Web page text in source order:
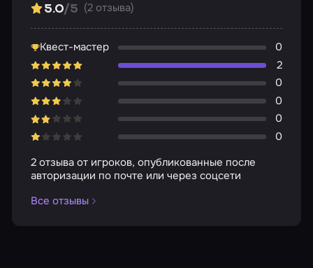
5.0/5 (2 отзыва)
Квест-мастер
0
2
0
0
0
0
2 отзыва от игроков, опубликованные после
авторизации по почте или через соцсети
Все отзывы